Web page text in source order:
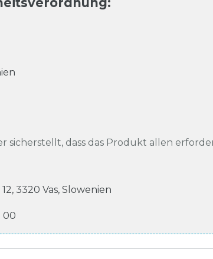
sicherstellt, dass das Produkt allen
12, 3320 Vas, Slowenien
00